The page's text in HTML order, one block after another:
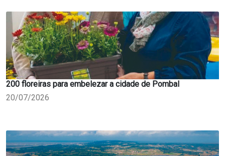
200 floreiras para embelezar a cidade de Pombal
20/07/2026